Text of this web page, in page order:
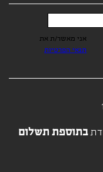
אני מאשר/ת את
תנאי הפרטיות
בתוספת תשלום